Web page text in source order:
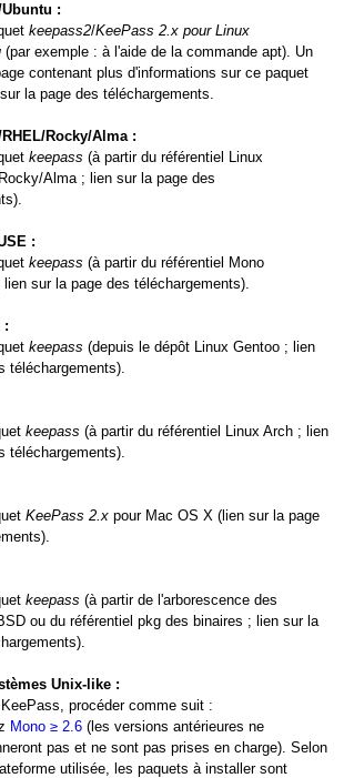
:
keepass2/KeePass 2.x pour Linux
(par exemple : à l'aide de la commande apt). Un
contenant plus d'informations sur ce paquet
la page des téléchargements.
Rocky/Alma :
keepass (à partir du référentiel Linux
Alma ; lien sur la page des
:
keepass (à partir du référentiel Mono
sur la page des téléchargements).
:
keepass (depuis le dépôt Linux Gentoo ; lien
téléchargements).
keepass (à partir du référentiel Linux Arch ; lien
téléchargements).
KeePass 2.x pour Mac OS X (lien sur la page
keepass (à partir de l'arborescence des
ou du référentiel pkg des binaires ; lien sur la
Unix-like :
procéder comme suit :
Mono ≥ 2.6 (les versions antérieures ne
pas et ne sont pas prises en charge). Selon
utilisée, les paquets à installer sont